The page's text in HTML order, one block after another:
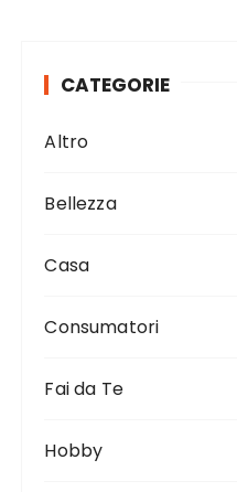
CATEGORIE
Altro
Bellezza
Casa
Consumatori
Fai da Te
Hobby